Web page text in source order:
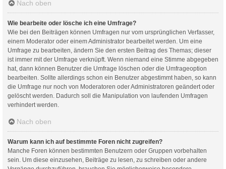
Nach oben
Wie bearbeite oder lösche ich eine Umfrage?
Wie bei den Beiträgen können Umfragen nur vom ursprünglichen Verfasser,
einem Moderator oder einem Administrator bearbeitet werden. Um eine
Umfrage zu bearbeiten, ändern Sie den ersten Beitrag des Themas; dieser
ist immer mit der Umfrage verknüpft. Wenn niemand eine Stimme abgegeben
hat, dann können Benutzer die Umfrage löschen oder die Umfrageoption
bearbeiten. Sollte allerdings schon ein Benutzer abgestimmt haben, so kann
die Umfrage nur noch von Moderatoren oder Administratoren geändert oder
gelöscht werden. Dadurch soll die Manipulation von laufenden Umfragen
verhindert werden.
Nach oben
Warum kann ich auf bestimmte Foren nicht zugreifen?
Manche Foren können bestimmten Benutzern oder Gruppen vorbehalten
sein. Um diese einzusehen, Beiträge zu lesen, zu schreiben oder andere